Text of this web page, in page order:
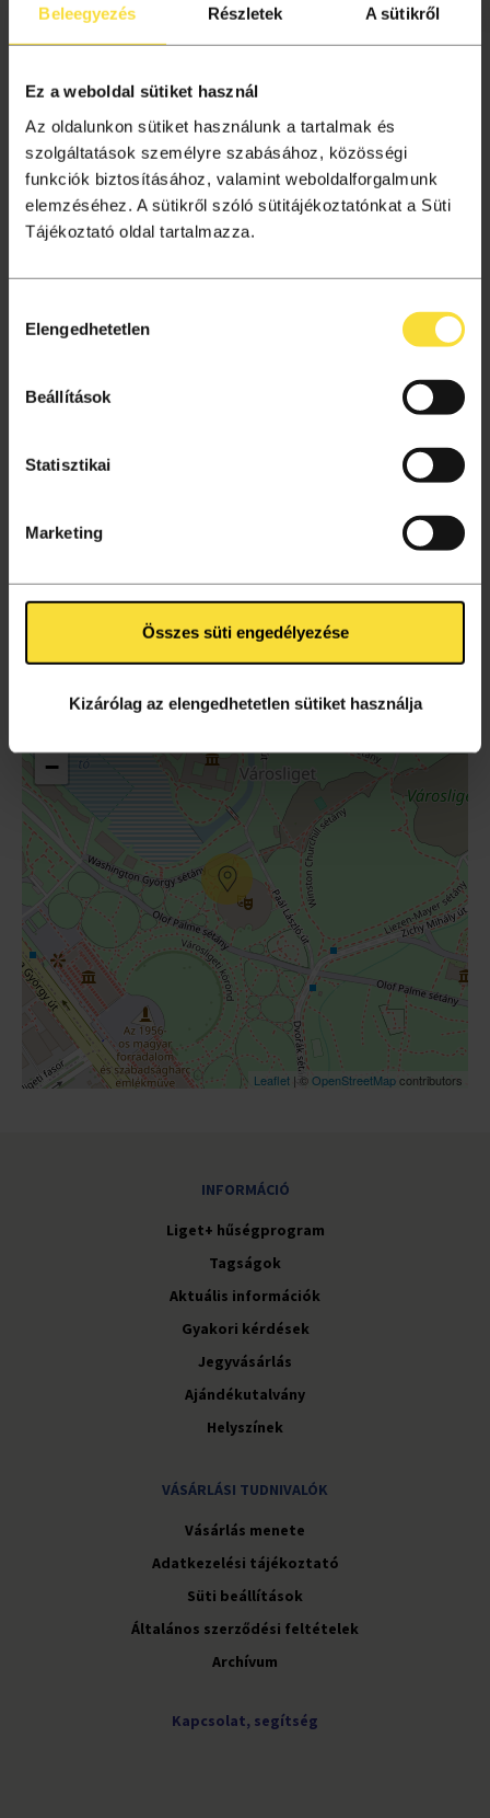
Beleegyezés Részletek A sütikről
Ez a weboldal sütiket használ
Az oldalunkon sütiket használunk a tartalmak és
szolgáltatások személyre szabásához, közösségi
funkciók biztosításához, valamint weboldalforgalmunk
elemzéséhez. A sütikről szóló sütitájékoztatónkat a Süti
Tájékoztató oldal tartalmazza.
kiválasztása
Elengedhetetlen
Beállítások
Statisztikai
Marketing
Összes süti engedélyezése
Kizárólag az elengedhetetlen sütiket használja
kötöttek,helyfoglalás érkezési sorrendben történik.
rendezvények látogatása esetében
csomagokat, bármilyen méretű hátizsákot, esernyőt
és táskát kötelező a ruhatárban elhelyezni.
Az online megváltott belépőjeggyel, az első két óra
parkolás a Múzeum Mélygarázsban ingyenes az előadás
napján. Kérjük Önöket, hogy parkolójegyeiket
Magyar Zene Háza
1146, Budapest, Olof Palme sétány 3.
−
Leaflet | ©OpenStreetMapcontributors
INFORMÁCIÓ
Liget+ hűségprogram
Tagságok
Aktuális információk
Gyakori kérdések
Jegyvásárlás
Ajándékutalvány
Helyszínek
VÁSÁRLÁSI TUDNIVALÓK
Vásárlás menete
Adatkezelési tájékoztató
Süti beállítások
Általános szerződési feltételek
Archívum
Kapcsolat, segítség